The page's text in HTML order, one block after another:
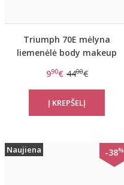
Triumph 70E mėlyna
liemenėlė body makeup
990€ 4400€
Naujiena -38%